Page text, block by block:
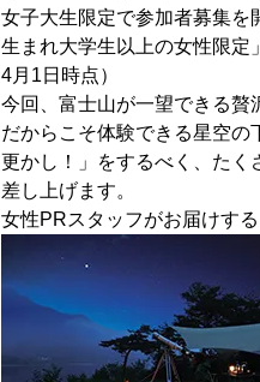
女子大生限定で参加者募集を
生まれ大学生以上の女性限
4月1日時点）
今回、富士山が一望できる贅
だからこそ体験できる星空
更かし！」をするべく、たく
差し上げます。
女性PRスタッフがお届けす